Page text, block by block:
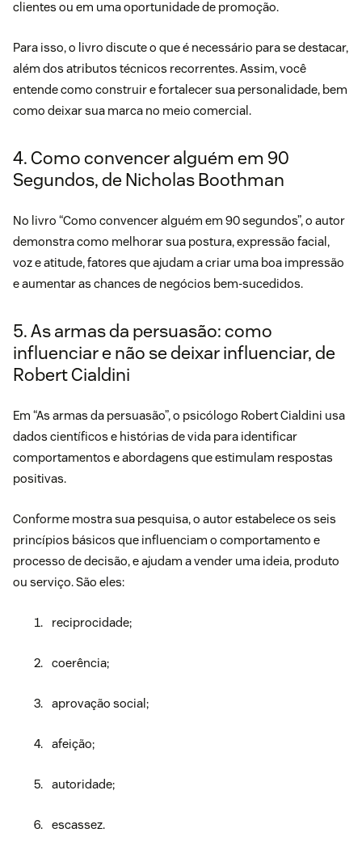
clientes ou em uma oportunidade de promoção.
Para isso, o livro discute o que é necessário para se destacar,
além dos atributos técnicos recorrentes. Assim, você
entende como construir e fortalecer sua personalidade, bem
como deixar sua marca no meio comercial.
4. Como convencer alguém em 90
Segundos, de Nicholas Boothman
No livro “Como convencer alguém em 90 segundos”, o autor
demonstra como melhorar sua postura, expressão facial,
voz e atitude, fatores que ajudam a criar uma boa impressão
e aumentar as chances de negócios bem-sucedidos.
5. As armas da persuasão: como
influenciar e não se deixar influenciar, de
Robert Cialdini
Em “As armas da persuasão”, o psicólogo Robert Cialdini usa
dados científicos e histórias de vida para identificar
comportamentos e abordagens que estimulam respostas
positivas.
Conforme mostra sua pesquisa, o autor estabelece os seis
princípios básicos que influenciam o comportamento e
processo de decisão, e ajudam a vender uma ideia, produto
ou serviço. São eles:
reciprocidade;
coerência;
aprovação social;
afeição;
autoridade;
escassez.